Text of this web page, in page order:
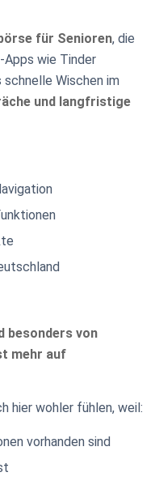
für Senioren, die
Apps wie Tinder
Wischen im
und langfristige
besonders von
mehr auf
hier wohler fühlen, weil:
vorhanden sind